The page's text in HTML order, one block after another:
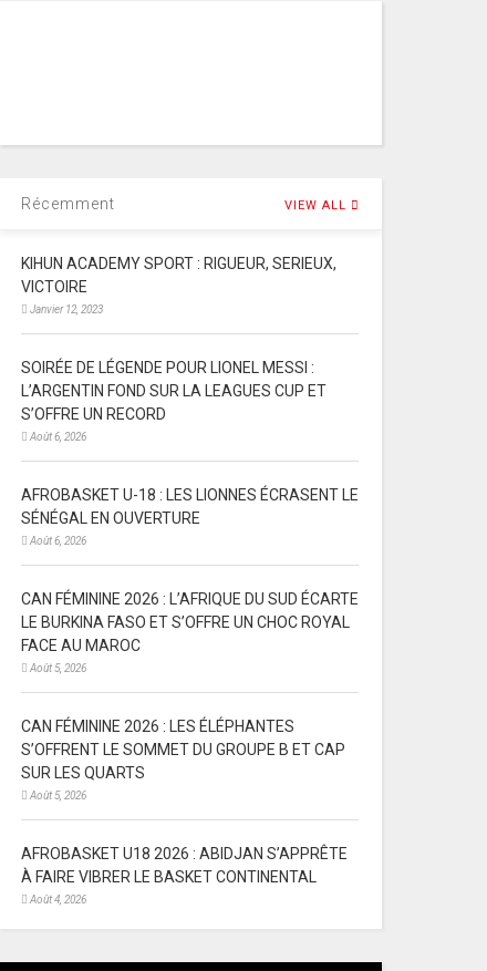
Récemment VIEW ALL
KIHUN ACADEMY SPORT : RIGUEUR, SERIEUX,
VICTOIRE
Janvier 12, 2023
SOIRÉE DE LÉGENDE POUR LIONEL MESSI :
L’ARGENTIN FOND SUR LA LEAGUES CUP ET
S’OFFRE UN RECORD
Août 6, 2026
AFROBASKET U-18 : LES LIONNES ÉCRASENT LE
SÉNÉGAL EN OUVERTURE
Août 6, 2026
CAN FÉMININE 2026 : L’AFRIQUE DU SUD ÉCARTE
LE BURKINA FASO ET S’OFFRE UN CHOC ROYAL
FACE AU MAROC
Août 5, 2026
CAN FÉMININE 2026 : LES ÉLÉPHANTES
S’OFFRENT LE SOMMET DU GROUPE B ET CAP
SUR LES QUARTS
Août 5, 2026
AFROBASKET U18 2026 : ABIDJAN S’APPRÊTE
À FAIRE VIBRER LE BASKET CONTINENTAL
Août 4, 2026